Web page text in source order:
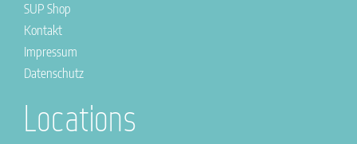
SUP Shop
Kontakt
Impressum
Datenschutz
Locations